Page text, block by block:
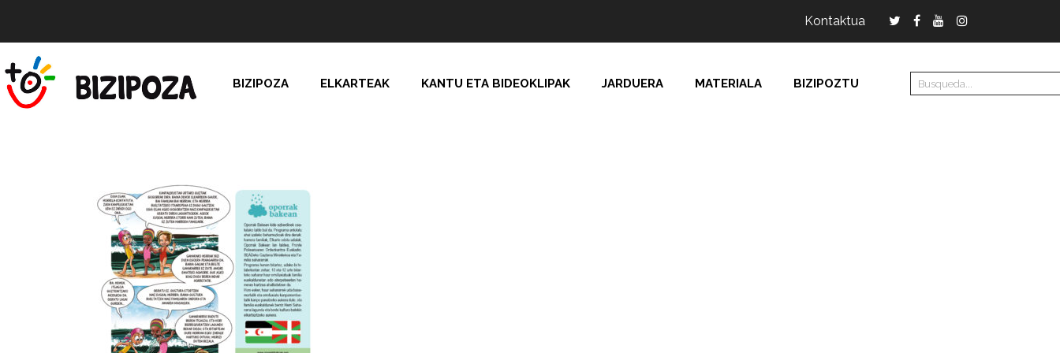
Kontaktua
BIZIPOZA ELKARTEAK KANTU ETA BIDEOKLIPAK JARDUERA MATERIALA BIZIPOZTU